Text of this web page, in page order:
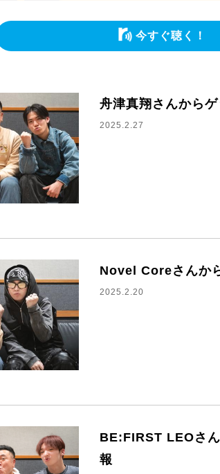
今すぐ聴く！
舟津真翔さんから
2025.2.27
Novel Coreさんか
2025.2.20
BE:FIRST LEOさ
報